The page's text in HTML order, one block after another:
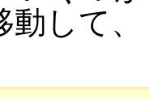
動して、